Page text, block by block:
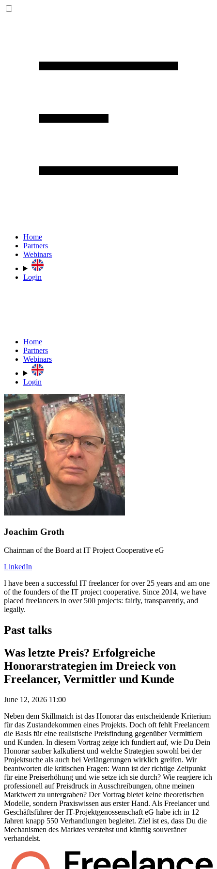
Home
Partners
Webinars
Login
Home
Partners
Webinars
Login
Joachim Groth
Chairman of the Board at IT Project Cooperative eG
LinkedIn
I have been a successful IT freelancer for over 25 years and am one
of the founders of the IT project cooperative. Since 2014, we have
placed freelancers in over 500 projects: fairly, transparently, and
legally.
Past talks
Was letzte Preis? Erfolgreiche
Honorarstrategien im Dreieck von
Freelancer, Vermittler und Kunde
June 12, 2026 11:00
Neben dem Skillmatch ist das Honorar das entscheidende Kriterium
für das Zustandekommen eines Projekts. Doch oft fehlt Freelancern
die Basis für eine realistische Preisfindung gegenüber Vermittlern
und Kunden. In diesem Vortrag zeige ich fundiert auf, wie Du Dein
Honorar sauber kalkulierst und welche Strategien sowohl bei der
Projektsuche als auch bei Verlängerungen wirklich greifen. Wir
beantworten die kritischen Fragen: Wann ist der richtige Zeitpunkt
für eine Preiserhöhung und wie setze ich sie durch? Wie reagiere ich
professionell auf Preisdruck in Ausschreibungen, ohne meinen
Marktwert zu untergraben? Der Vortrag bietet keine theoretischen
Modelle, sondern Praxiswissen aus erster Hand. Als Freelancer und
Geschäftsführer der IT-Projektgenossenschaft eG habe ich in 12
Jahren knapp 550 Verhandlungen begleitet. Ziel ist es, dass Du die
Mechanismen des Marktes verstehst und künftig souveräner
verhandelst.